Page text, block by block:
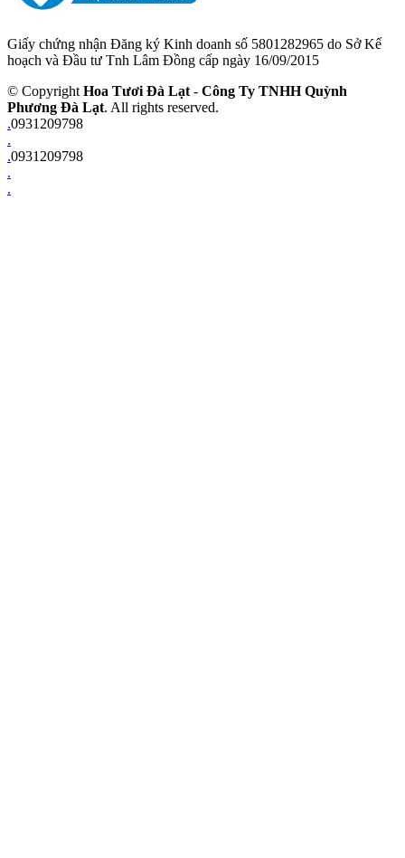
Giấy chứng nhận Đăng ký Kinh doanh số 5801282965 do Sở Kế
hoạch và Đầu tư Tnh Lâm Đồng cấp ngày 16/09/2015
© Copyright Hoa Tươi Đà Lạt - Công Ty TNHH Quỳnh
Phương Đà Lạt. All rights reserved.
.0931209798
.
.0931209798
.
.